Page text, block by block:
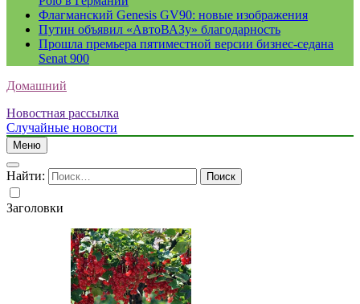
Флагманский Genesis GV90: новые изображения
Путин объявил «АвтоВАЗу» благодарность
Прошла премьера пятиместной версии бизнес-седана
Senat 900
Домашний
Новостная рассылка
Случайные новости
Меню
Найти:
Заголовки